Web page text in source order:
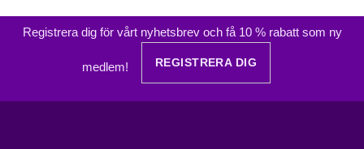
Registrera dig för vårt nyhetsbrev och få 10 % rabatt som ny
medlem! REGISTRERA DIG